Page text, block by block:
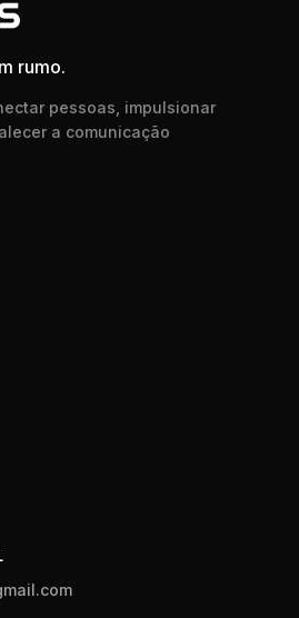
rumo.
pessoas, impulsionar
a comunicação